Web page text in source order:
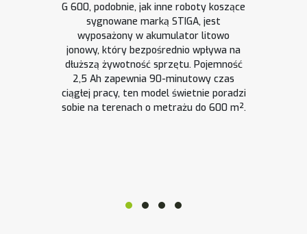
G 600, podobnie, jak inne roboty koszące
sygnowane marką STIGA, jest
wyposażony w akumulator litowo
jonowy, który bezpośrednio wpływa na
dłuższą żywotność sprzętu. Pojemność
2,5 Ah zapewnia 90-minutowy czas
ciągłej pracy, ten model świetnie poradzi
sobie na terenach o metrażu do 600 m².